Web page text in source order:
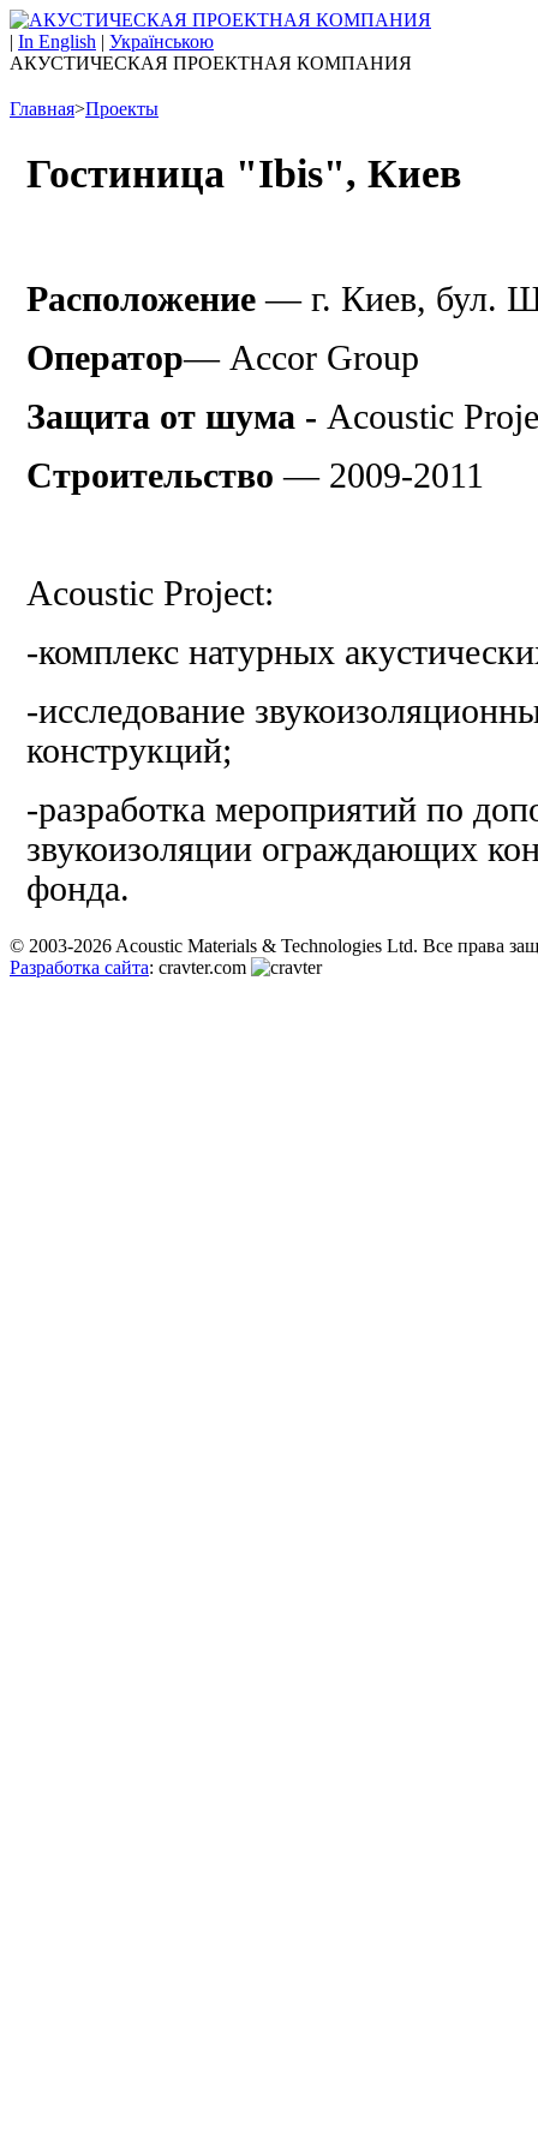
| In English | Українською
АКУСТИЧЕСКАЯ ПРОЕКТНАЯ КОМПАНИЯ
Главная>Проекты
Гостиница "Ibis", Киев
Расположение — г. Киев, бул.
Оператор— Accor Group
Защита от шума - Acoustic
Строительство — 2009-2011
Acoustic Project:
-комплекс натурных
-исследование
конструкций;
-разработка мероприятий по
звукоизоляции ограждающих
фонда.
© 2003-2026 Acoustic Materials & Technologies Ltd. Все права
Разработка сайта: cravter.com